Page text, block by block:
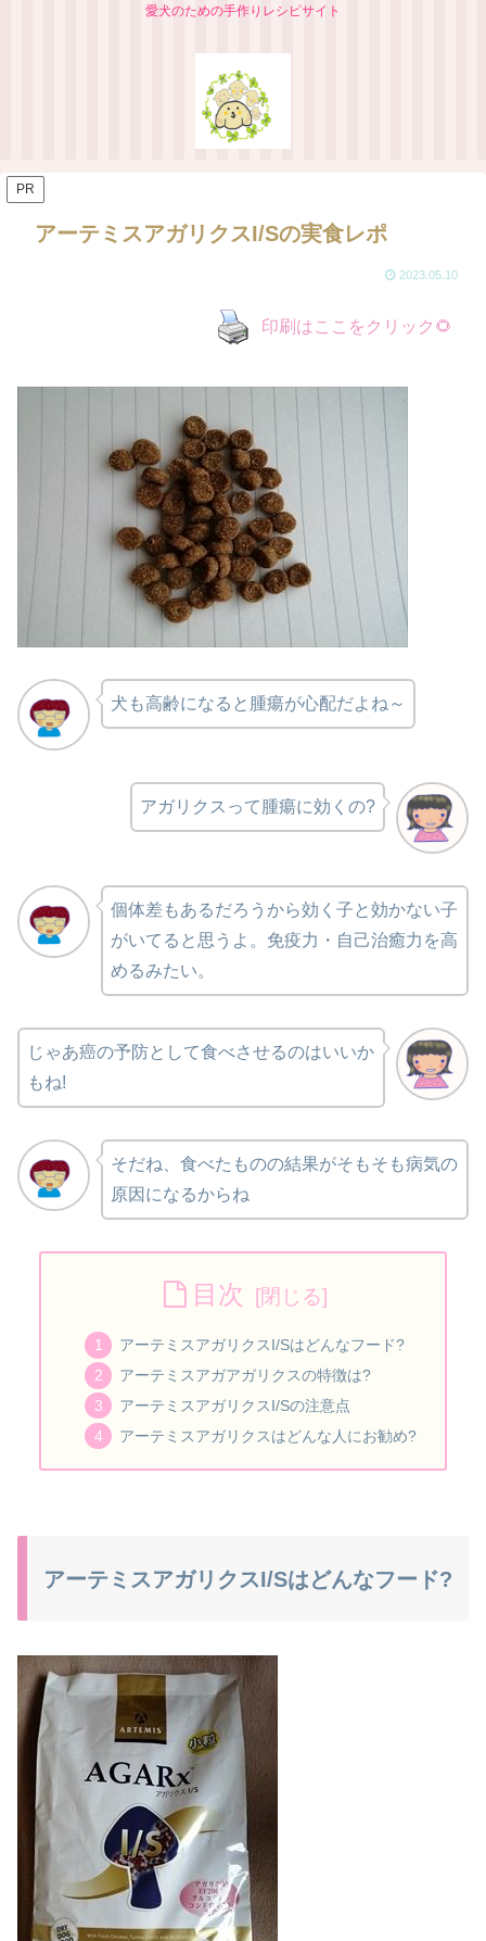
愛犬のための手作りレシピサイト
PR
アーテミスアガリクスI/Sの実食レポ
2023.05.10
印刷はここをクリック🌻
犬も高齢になると腫瘍が心配だよね～
アガリクスって腫瘍に効くの?
個体差もあるだろうから効く子と効かない子
がいてると思うよ。 免疫力・自己治癒力を高
めるみたい。
じゃあ癌の予防として食べさせるのはいいか
もね!
そだね、食べたものの結果がそもそも病気の
原因になるからね
目次
アーテミスアガリクスI/Sはどんなフード?
アーテミスアガアガリクスの特徴は?
アーテミスアガリクスI/Sの注意点
アーテミスアガリクスはどんな人にお勧め?
アーテミスアガリクスI/Sはどんなフード?